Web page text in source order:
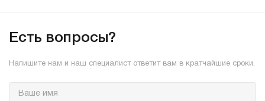
Есть вопросы?
Напишите нам и наш специалист ответит вам в кратчайшие сроки.